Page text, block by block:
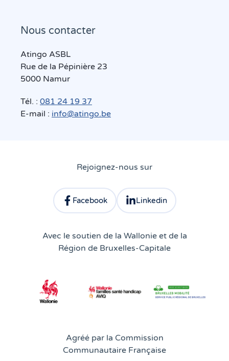
Nous contacter
Atingo ASBL
Rue de la Pépinière 23
5000 Namur
Tél. : 081 24 19 37
E-mail : info@atingo.be
Rejoignez-nous sur
Facebook
Consulter le profil facebook d'Atingo
Linkedin
Consulter le profil linkedin
Avec le soutien de la Wallonie et de la
Région de Bruxelles-Capitale
Agréé par la Commission
Communautaire Française